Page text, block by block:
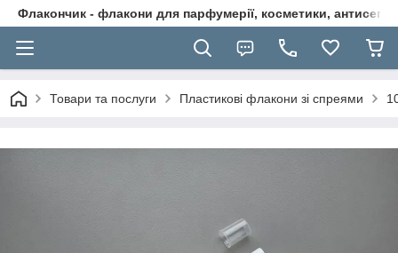
Флакончик - флакони для парфумерії, косметики,
Товари та послуги Пластикові флакони зі спреями